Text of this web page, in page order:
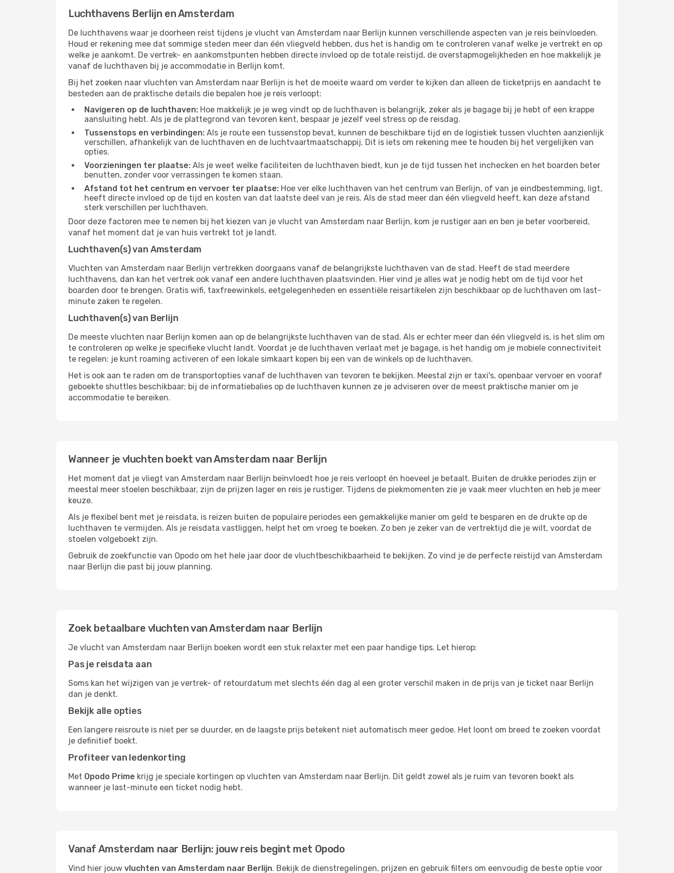
Luchthavens Berlijn en Amsterdam
De luchthavens waar je doorheen reist tijdens je vlucht van Amsterdam naar Berlijn kunnen verschillende aspecten van je reis beïnvloeden.
Houd er rekening mee dat sommige steden meer dan één vliegveld hebben, dus het is handig om te controleren vanaf welke je vertrekt en op
welke je aankomt. De vertrek- en aankomstpunten hebben directe invloed op de totale reistijd, de overstapmogelijkheden en hoe makkelijk je
vanaf de luchthaven bij je accommodatie in Berlijn komt.
Bij het zoeken naar vluchten van Amsterdam naar Berlijn is het de moeite waard om verder te kijken dan alleen de ticketprijs en aandacht te
besteden aan de praktische details die bepalen hoe je reis verloopt:
Navigeren op de luchthaven: Hoe makkelijk je je weg vindt op de luchthaven is belangrijk, zeker als je bagage bij je hebt of een krappe
aansluiting hebt. Als je de plattegrond van tevoren kent, bespaar je jezelf veel stress op de reisdag.
Tussenstops en verbindingen: Als je route een tussenstop bevat, kunnen de beschikbare tijd en de logistiek tussen vluchten aanzienlijk
verschillen, afhankelijk van de luchthaven en de luchtvaartmaatschappij. Dit is iets om rekening mee te houden bij het vergelijken van
opties.
Voorzieningen ter plaatse: Als je weet welke faciliteiten de luchthaven biedt, kun je de tijd tussen het inchecken en het boarden beter
benutten, zonder voor verrassingen te komen staan.
Afstand tot het centrum en vervoer ter plaatse: Hoe ver elke luchthaven van het centrum van Berlijn, of van je eindbestemming, ligt,
heeft directe invloed op de tijd en kosten van dat laatste deel van je reis. Als de stad meer dan één vliegveld heeft, kan deze afstand
sterk verschillen per luchthaven.
Door deze factoren mee te nemen bij het kiezen van je vlucht van Amsterdam naar Berlijn, kom je rustiger aan en ben je beter voorbereid,
vanaf het moment dat je van huis vertrekt tot je landt.
Luchthaven(s) van Amsterdam
Vluchten van Amsterdam naar Berlijn vertrekken doorgaans vanaf de belangrijkste luchthaven van de stad. Heeft de stad meerdere
luchthavens, dan kan het vertrek ook vanaf een andere luchthaven plaatsvinden. Hier vind je alles wat je nodig hebt om de tijd voor het
boarden door te brengen. Gratis wifi, taxfreewinkels, eetgelegenheden en essentiële reisartikelen zijn beschikbaar op de luchthaven om last-
minute zaken te regelen.
Luchthaven(s) van Berlijn
De meeste vluchten naar Berlijn komen aan op de belangrijkste luchthaven van de stad. Als er echter meer dan één vliegveld is, is het slim om
te controleren op welke je specifieke vlucht landt. Voordat je de luchthaven verlaat met je bagage, is het handig om je mobiele connectiviteit
te regelen: je kunt roaming activeren of een lokale simkaart kopen bij een van de winkels op de luchthaven.
Het is ook aan te raden om de transportopties vanaf de luchthaven van tevoren te bekijken. Meestal zijn er taxi's, openbaar vervoer en vooraf
geboekte shuttles beschikbaar; bij de informatiebalies op de luchthaven kunnen ze je adviseren over de meest praktische manier om je
accommodatie te bereiken.
Wanneer je vluchten boekt van Amsterdam naar Berlijn
Het moment dat je vliegt van Amsterdam naar Berlijn beïnvloedt hoe je reis verloopt én hoeveel je betaalt. Buiten de drukke periodes zijn er
meestal meer stoelen beschikbaar, zijn de prijzen lager en reis je rustiger. Tijdens de piekmomenten zie je vaak meer vluchten en heb je meer
keuze.
Als je flexibel bent met je reisdata, is reizen buiten de populaire periodes een gemakkelijke manier om geld te besparen en de drukte op de
luchthaven te vermijden. Als je reisdata vastliggen, helpt het om vroeg te boeken. Zo ben je zeker van de vertrektijd die je wilt, voordat de
stoelen volgeboekt zijn.
Gebruik de zoekfunctie van Opodo om het hele jaar door de vluchtbeschikbaarheid te bekijken. Zo vind je de perfecte reistijd van Amsterdam
naar Berlijn die past bij jouw planning.
Zoek betaalbare vluchten van Amsterdam naar Berlijn
Je vlucht van Amsterdam naar Berlijn boeken wordt een stuk relaxter met een paar handige tips. Let hierop:
Pas je reisdata aan
Soms kan het wijzigen van je vertrek- of retourdatum met slechts één dag al een groter verschil maken in de prijs van je ticket naar Berlijn
dan je denkt.
Bekijk alle opties
Een langere reisroute is niet per se duurder, en de laagste prijs betekent niet automatisch meer gedoe. Het loont om breed te zoeken voordat
je definitief boekt.
Profiteer van ledenkorting
Met Opodo Prime krijg je speciale kortingen op vluchten van Amsterdam naar Berlijn. Dit geldt zowel als je ruim van tevoren boekt als
wanneer je last-minute een ticket nodig hebt.
Vanaf Amsterdam naar Berlijn: jouw reis begint met Opodo
Vind hier jouw vluchten van Amsterdam naar Berlijn. Bekijk de dienstregelingen, prijzen en gebruik filters om eenvoudig de beste optie voor